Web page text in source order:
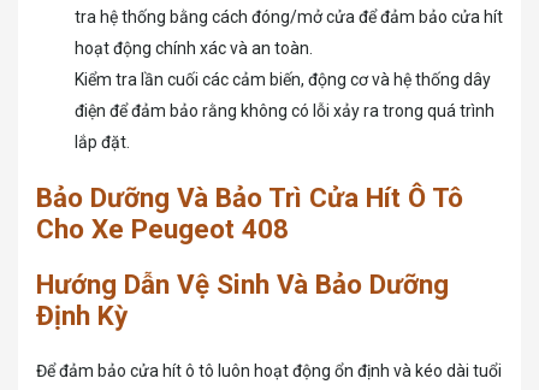
tra hệ thống bằng cách đóng/mở cửa để đảm bảo cửa hít
hoạt động chính xác và an toàn.
Kiểm tra lần cuối các cảm biến, động cơ và hệ thống dây
điện để đảm bảo rằng không có lỗi xảy ra trong quá trình
lắp đặt.
Bảo Dưỡng Và Bảo Trì Cửa Hít Ô Tô
Cho Xe Peugeot 408
Hướng Dẫn Vệ Sinh Và Bảo Dưỡng
Định Kỳ
Để đảm bảo cửa hít ô tô luôn hoạt động ổn định và kéo dài tuổi